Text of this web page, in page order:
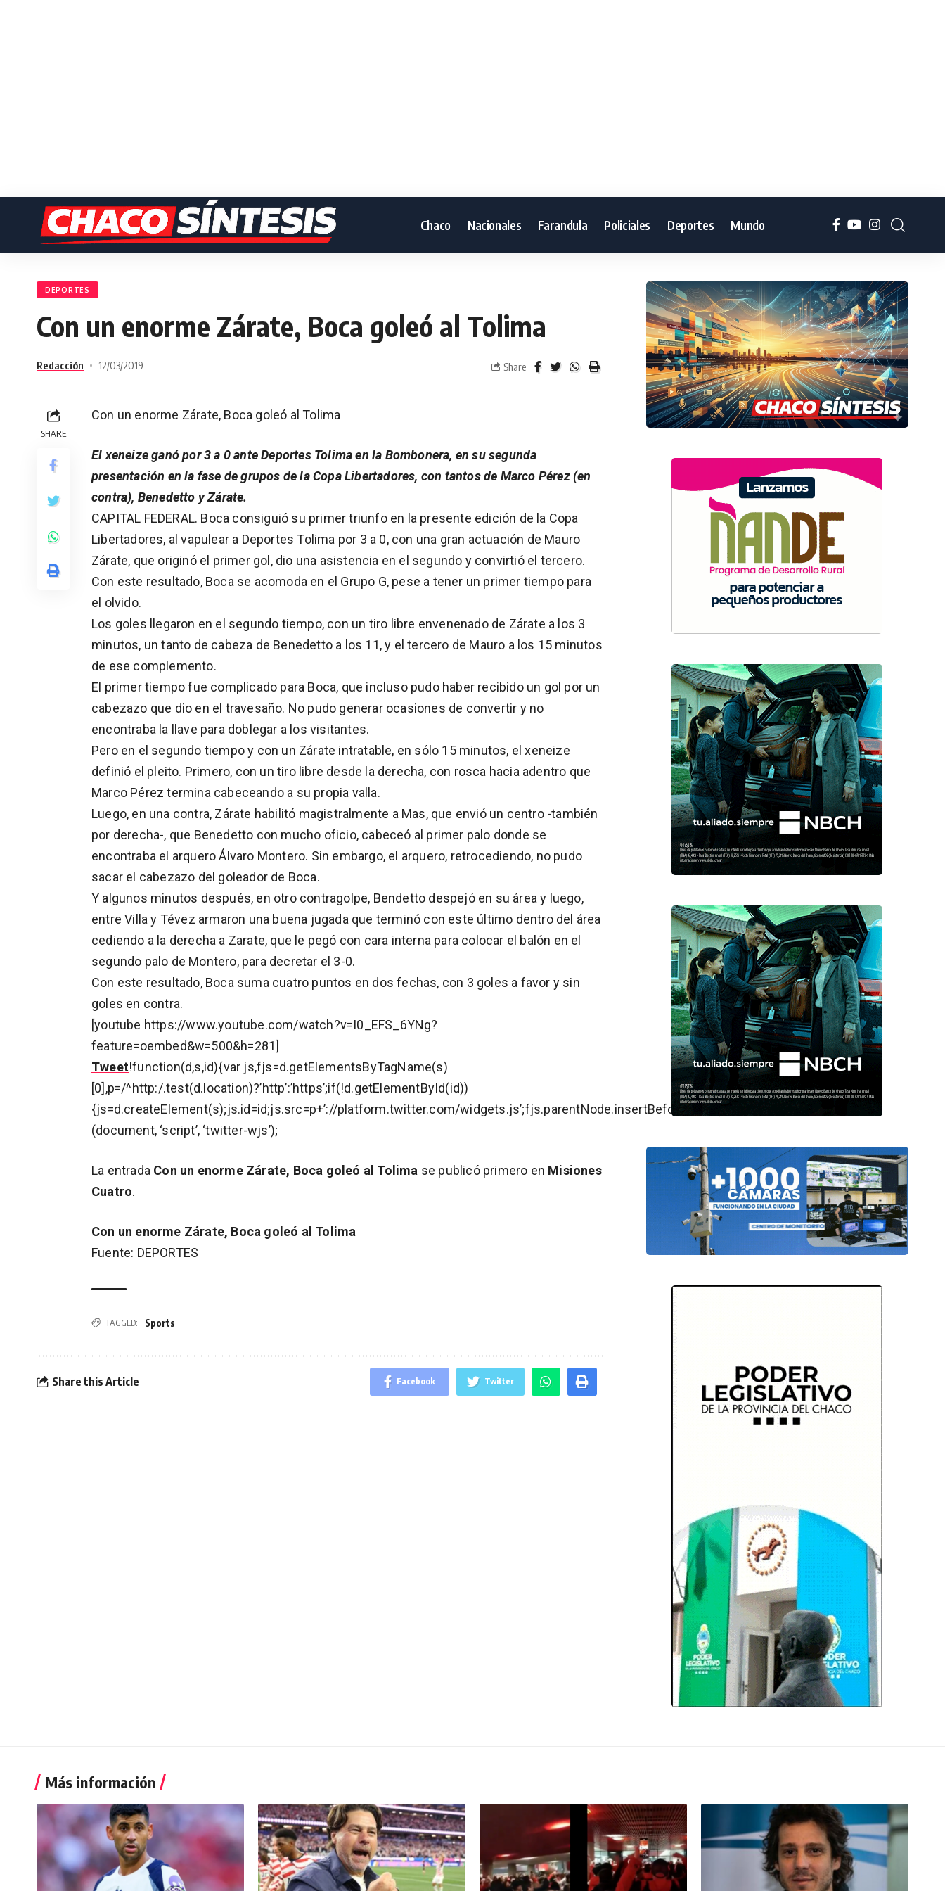
Chaco Nacionales Farandula Policiales Deportes Mundo
DEPORTES
Con un enorme Zárate, Boca goleó al Tolima
Redacción 12/03/2019 Share
SHARE
Con un enorme Zárate, Boca goleó al Tolima
El xeneize ganó por 3 a 0 ante Deportes Tolima en la Bombonera, en su segunda
presentación en la fase de grupos de la Copa Libertadores, con tantos de Marco Pérez (en
contra), Benedetto y Zárate.
CAPITAL FEDERAL. Boca consiguió su primer triunfo en la presente edición de la Copa
Libertadores, al vapulear a Deportes Tolima por 3 a 0, con una gran actuación de Mauro
Zárate, que originó el primer gol, dio una asistencia en el segundo y convirtió el tercero.
Con este resultado, Boca se acomoda en el Grupo G, pese a tener un primer tiempo para
el olvido.
Los goles llegaron en el segundo tiempo, con un tiro libre envenenado de Zárate a los 3
minutos, un tanto de cabeza de Benedetto a los 11, y el tercero de Mauro a los 15 minutos
de ese complemento.
El primer tiempo fue complicado para Boca, que incluso pudo haber recibido un gol por un
cabezazo que dio en el travesaño. No pudo generar ocasiones de convertir y no
encontraba la llave para doblegar a los visitantes.
Pero en el segundo tiempo y con un Zárate intratable, en sólo 15 minutos, el xeneize
definió el pleito. Primero, con un tiro libre desde la derecha, con rosca hacia adentro que
Marco Pérez termina cabeceando a su propia valla.
Luego, en una contra, Zárate habilitó magistralmente a Mas, que envió un centro -también
por derecha-, que Benedetto con mucho oficio, cabeceó al primer palo donde se
encontraba el arquero Álvaro Montero. Sin embargo, el arquero, retrocediendo, no pudo
sacar el cabezazo del goleador de Boca.
Y algunos minutos después, en otro contragolpe, Bendetto despejó en su área y luego,
entre Villa y Tévez armaron una buena jugada que terminó con este último dentro del área
cediendo a la derecha a Zarate, que le pegó con cara interna para colocar el balón en el
segundo palo de Montero, para decretar el 3-0.
Con este resultado, Boca suma cuatro puntos en dos fechas, con 3 goles a favor y sin
goles en contra.
[youtube https://www.youtube.com/watch?v=I0_EFS_6YNg?
feature=oembed&w=500&h=281]
Tweet!function(d,s,id){var js,fjs=d.getElementsByTagName(s)
[0],p=/^http:/.test(d.location)?’http’:’https’;if(!d.getElementById(id))
{js=d.createElement(s);js.id=id;js.src=p+’://platform.twitter.com/widgets.js’;fjs.parentNode.insertBefore(js,fjs);}}
(document, ‘script’, ‘twitter-wjs’);
La entrada Con un enorme Zárate, Boca goleó al Tolima se publicó primero en Misiones
Cuatro.
Con un enorme Zárate, Boca goleó al Tolima
Fuente: DEPORTES
TAGGED: Sports
Share this Article Facebook Twitter
Más información